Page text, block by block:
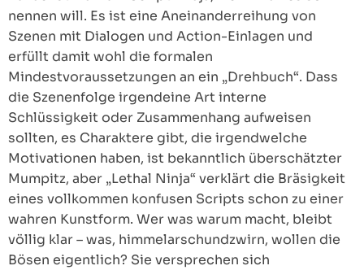
nennen will. Es ist eine Aneinanderreihung von
Szenen mit Dialogen und Action-Einlagen und
erfüllt damit wohl die formalen
Mindestvoraussetzungen an ein „Drehbuch“. Dass
die Szenenfolge irgendeine Art interne
Schlüssigkeit oder Zusammenhang aufweisen
sollten, es Charaktere gibt, die irgendwelche
Motivationen haben, ist bekanntlich überschätzter
Mumpitz, aber „Lethal Ninja“ verklärt die Bräsigkeit
eines vollkommen konfusen Scripts schon zu einer
wahren Kunstform. Wer was warum macht, bleibt
völlig klar – was, himmelarschundzwirn, wollen die
Bösen eigentlich? Sie versprechen sich